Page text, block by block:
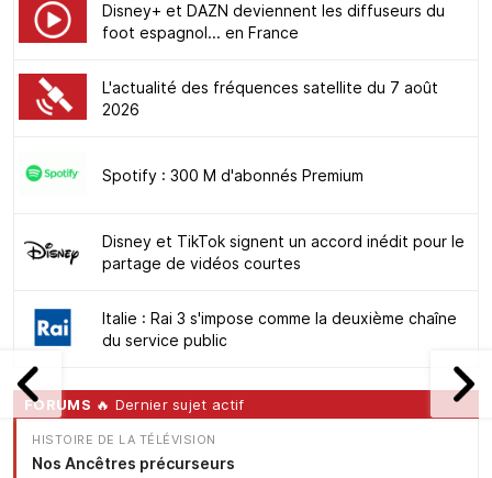
Disney+ et DAZN deviennent les diffuseurs du
foot espagnol... en France
L'actualité des fréquences satellite du 7 août
2026
Spotify : 300 M d'abonnés Premium
Disney et TikTok signent un accord inédit pour le
partage de vidéos courtes
Italie : Rai 3 s'impose comme la deuxième chaîne
du service public
FORUMS 🔥 Dernier sujet actif
HISTOIRE DE LA TÉLÉVISION
Nos Ancêtres précurseurs